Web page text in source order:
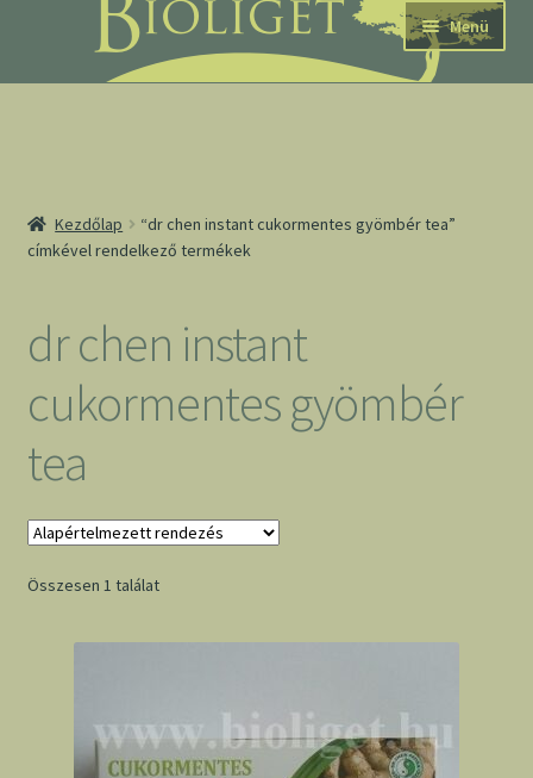
navigációhoz
tartalomba
Menü
Kezdőlap
“dr chen instant cukormentes gyömbér tea”
címkével rendelkező termékek
dr chen instant
cukormentes gyömbér
tea
Összesen 1 találat